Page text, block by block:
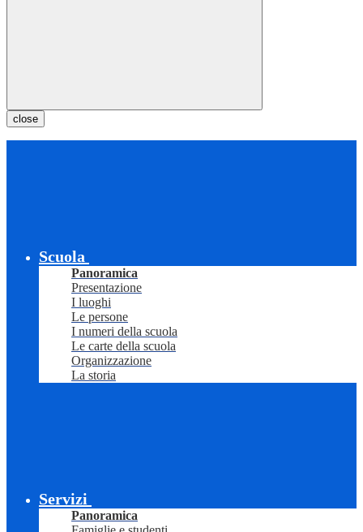
close
Scuola
Panoramica
Presentazione
I luoghi
Le persone
I numeri della scuola
Le carte della scuola
Organizzazione
La storia
Servizi
Panoramica